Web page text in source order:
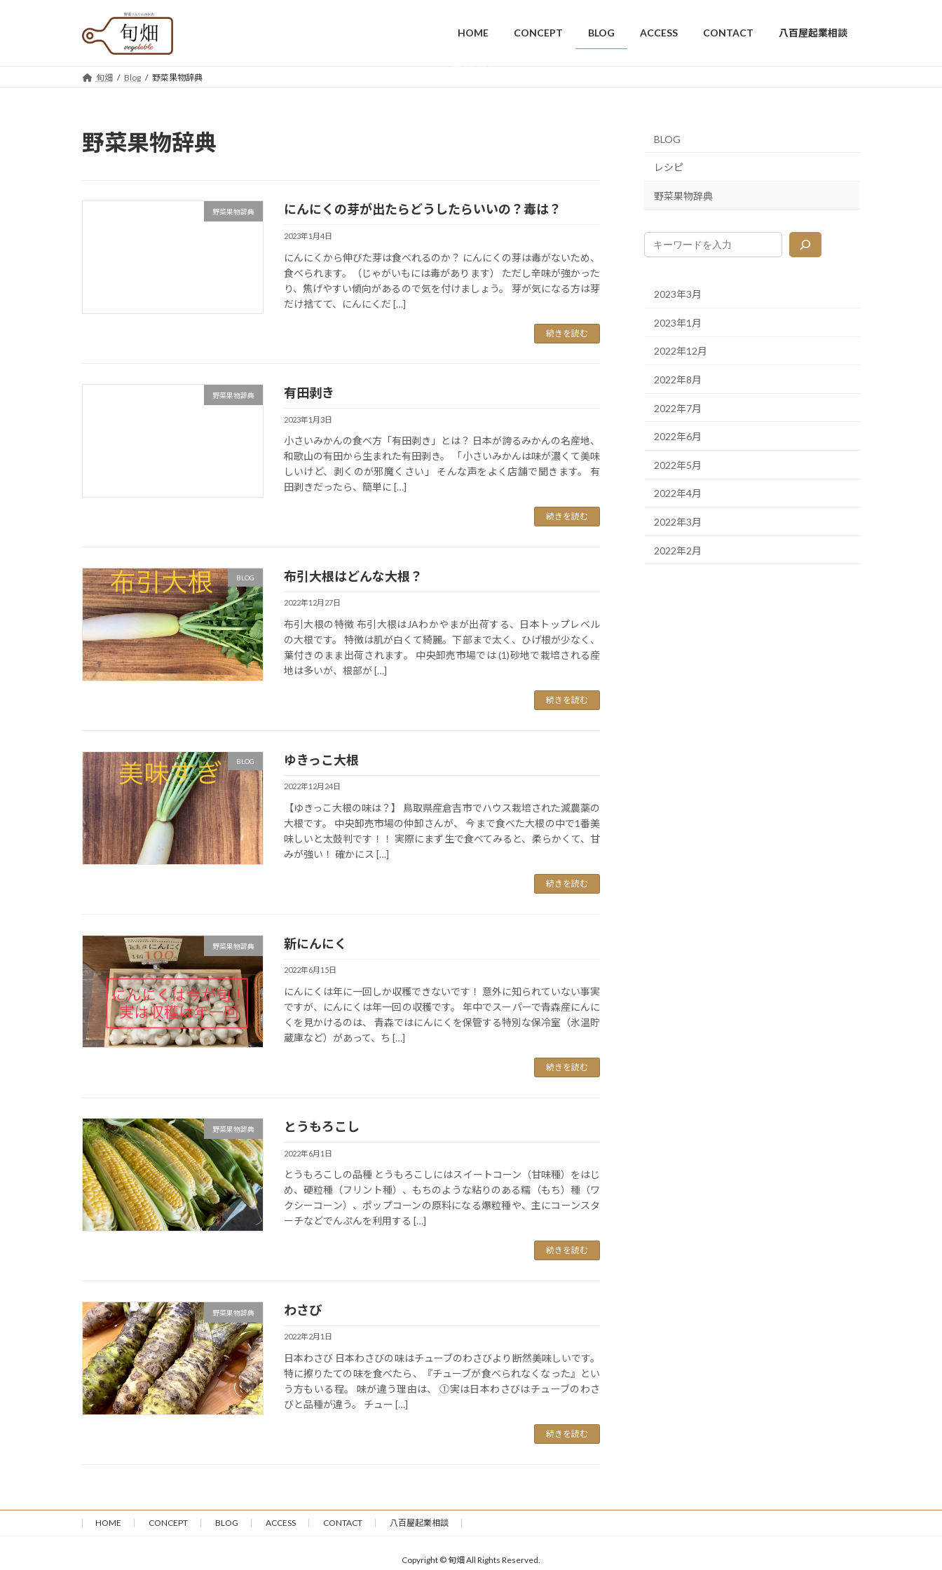
HOME CONCEPT BLOG ACCESS CONTACT 八百屋起業相談
旬畑 Blog 野菜果物辞典
野菜果物辞典
野菜果物辞典 にんにくの芽が出たらどうしたらいいの？毒は？
2023年1月4日
にんにくから伸びた芽は食べれるのか？ にんにくの芽は毒がないため、
食べられます。（じゃがいもには毒があります） ただし辛味が強かった
り、焦げやすい傾向があるので気を付けましょう。 芽が気になる方は芽
だけ捨てて、にんにくだ […]
続きを読む
野菜果物辞典 有田剥き
2023年1月3日
小さいみかんの食べ方「有田剥き」とは？ 日本が誇るみかんの名産地、
和歌山の有田から生まれた有田剥き。 「小さいみかんは味が濃くて美味
しいけど、剥くのが邪魔くさい」 そんな声をよく店舗で聞きます。 有
田剥きだったら、簡単に […]
続きを読む
BLOG 布引大根はどんな大根？
2022年12月27日
布引大根の特徴 布引大根はJAわかやまが出荷する、日本トップレベル
の大根です。 特徴は肌が白くて綺麗。下部まで太く、ひげ根が少なく、
葉付きのまま出荷されます。 中央卸売市場では (1)砂地で栽培される産
地は多いが、根部が […]
続きを読む
BLOG ゆきっこ大根
2022年12月24日
【ゆきっこ大根の味は？】 鳥取県産倉吉市でハウス栽培された減農薬の
大根です。 中央卸売市場の仲卸さんが、 今まで食べた大根の中で1番美
味しいと太鼓判です！！ 実際にまず生で食べてみると、柔らかくて、甘
みが強い！ 確かにス […]
続きを読む
野菜果物辞典 新にんにく
2022年6月15日
にんにくは年に一回しか収穫できないです！ 意外に知られていない事実
ですが、にんにくは年一回の収穫です。 年中でスーパーで青森産にんに
くを見かけるのは、 青森ではにんにくを保管する特別な保冷室（氷温貯
蔵庫など）があって、ち […]
続きを読む
野菜果物辞典 とうもろこし
2022年6月1日
とうもろこしの品種 とうもろこしにはスイートコーン（甘味種）をはじ
め、硬粒種（フリント種）、もちのような粘りのある糯（もち）種（ワ
クシーコーン）、ポップコーンの原料になる爆粒種や、主にコーンスタ
ーチなどでんぷんを利用する […]
続きを読む
野菜果物辞典 わさび
2022年2月1日
日本わさび 日本わさびの味はチューブのわさびより断然美味しいです。
特に擦りたての味を食べたら、『チューブが食べられなくなった』とい
う方もいる程。 味が違う理由は、 ①実は日本わさびはチューブのわさ
びと品種が違う。 チュー […]
続きを読む
BLOG
レシピ
野菜果物辞典
2023年3月
2023年1月
2022年12月
2022年8月
2022年7月
2022年6月
2022年5月
2022年4月
2022年3月
2022年2月
HOME CONCEPT BLOG ACCESS CONTACT 八百屋起業相談
Copyright © 旬畑 All Rights Reserved.